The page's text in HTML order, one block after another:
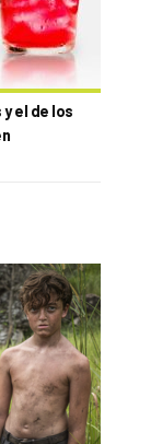
el de los